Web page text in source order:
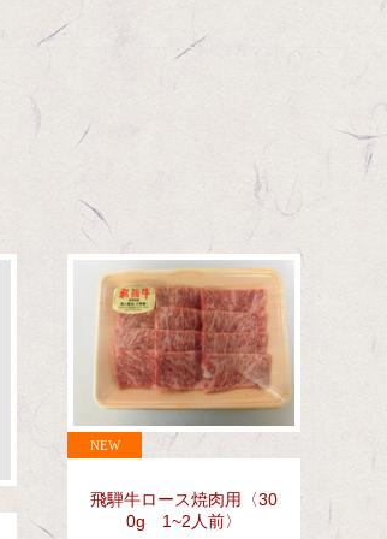
飛騨牛ロース焼肉用〈30
0g 1~2人前〉